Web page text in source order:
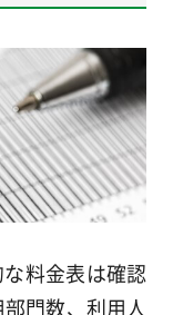
料金表は確認
門数、利用人